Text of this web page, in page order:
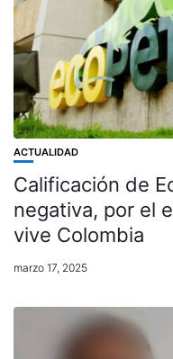
ACTUALIDAD
Calificación de
negativa, por el
vive Colombia
marzo 17, 2025